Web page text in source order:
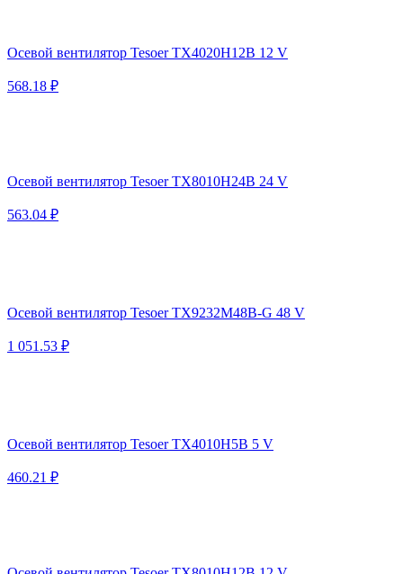
Осевой вентилятор Tesoer TX4020H12B 12 V
568.18 ₽
Осевой вентилятор Tesoer TX8010H24B 24 V
563.04 ₽
Осевой вентилятор Tesoer TX9232M48B-G 48 V
1 051.53 ₽
Осевой вентилятор Tesoer TX4010H5B 5 V
460.21 ₽